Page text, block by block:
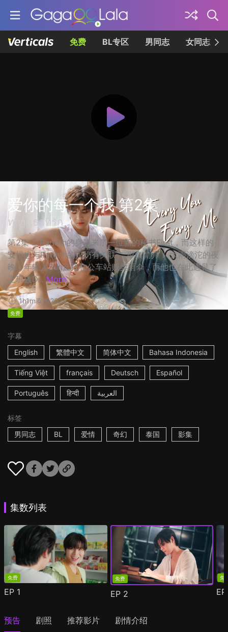
免费 BL专区 男同志 女同志
爱你的每一个我 第2集
ทุกๆ เธอที่รัก
第2集： Parinth的身边来了一位新的秘书First，而这样的
安排也与Parinth的奶奶有关联。 影集简介： 大雨滂沱的夜
晚，年轻人Sun选择在公车站贩卖雨伞，而他也在此遇见了
上班族D... More
1h1m泰国2024
免费
字幕
English
繁體中文 简体中文 Bahasa Indonesia
Tiếng Việt français Deutsch Español
Português हिन्दी العربية
标签
男同志
BL 爱情 奇幻 泰国 影集
集数列表
免费
EP 1
免费
EP 2
免
预告 剧照 推荐影片 剧情介绍